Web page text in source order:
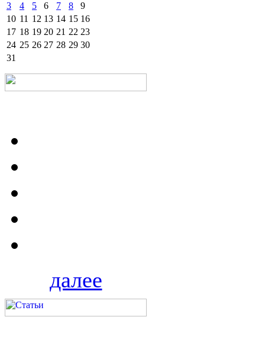
3
4 5 6 7 8
9
10 11 12 13 14 15 16
17 18 19 20 21 22 23
24 25 26 27 28 29 30
31
далее